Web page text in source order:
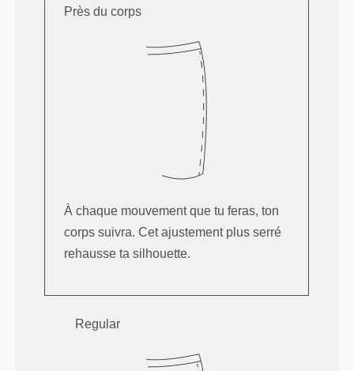
Près du corps
À chaque mouvement que tu feras, ton
corps suivra. Cet ajustement plus serré
rehausse ta silhouette.
Regular